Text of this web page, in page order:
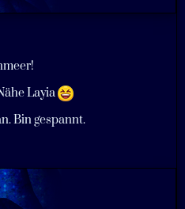
Layia
Bin gespannt.